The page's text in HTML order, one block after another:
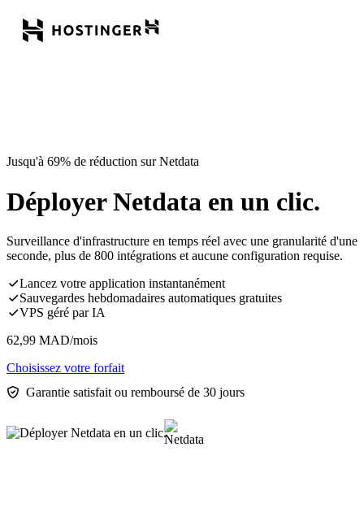
Jusqu'à 69% de réduction sur Netdata
Déployer Netdata en un clic.
Surveillance d'infrastructure en temps réel avec une granularité d'une
seconde, plus de 800 intégrations et aucune configuration requise.
Lancez votre application instantanément
Sauvegardes hebdomadaires automatiques gratuites
VPS géré par IA
62,99 MAD/mois
Choisissez votre forfait
Garantie satisfait ou remboursé de 30 jours